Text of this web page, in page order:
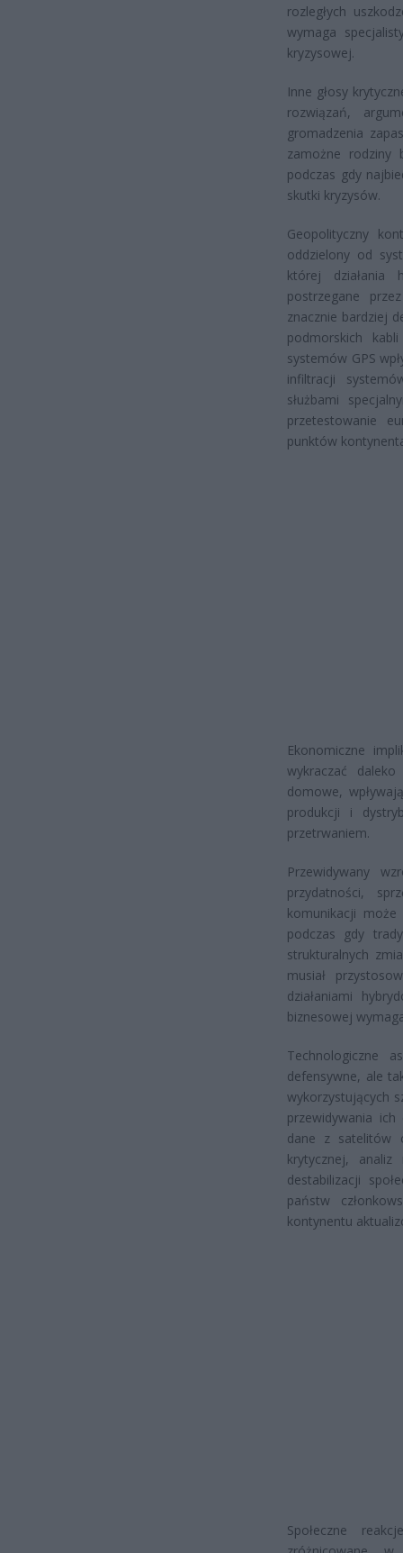
rozległych
wymaga
kryzysowej.
Inne głosy
rozwiązań,
gromadzenia
zamożne rodziny
podczas gdy
skutki kryzysów.
Geopolityczny
oddzielony od
której działania
postrzegane
znacznie bardziej
podmorskich
systemów GPS
infiltracji
służbami
przetestowanie
punktów
Ekonomiczne
wykraczać
domowe,
produkcji i
przetrwaniem.
Przewidywany
przydatności,
komunikacji może
podczas gdy
strukturalnych
musiał
działaniami
biznesowej
Technologiczne
defensywne, ale
wykorzystujących
przewidywania
dane z satelitów
krytycznej, analiz
destabilizacji
państw
kontynentu
Społeczne